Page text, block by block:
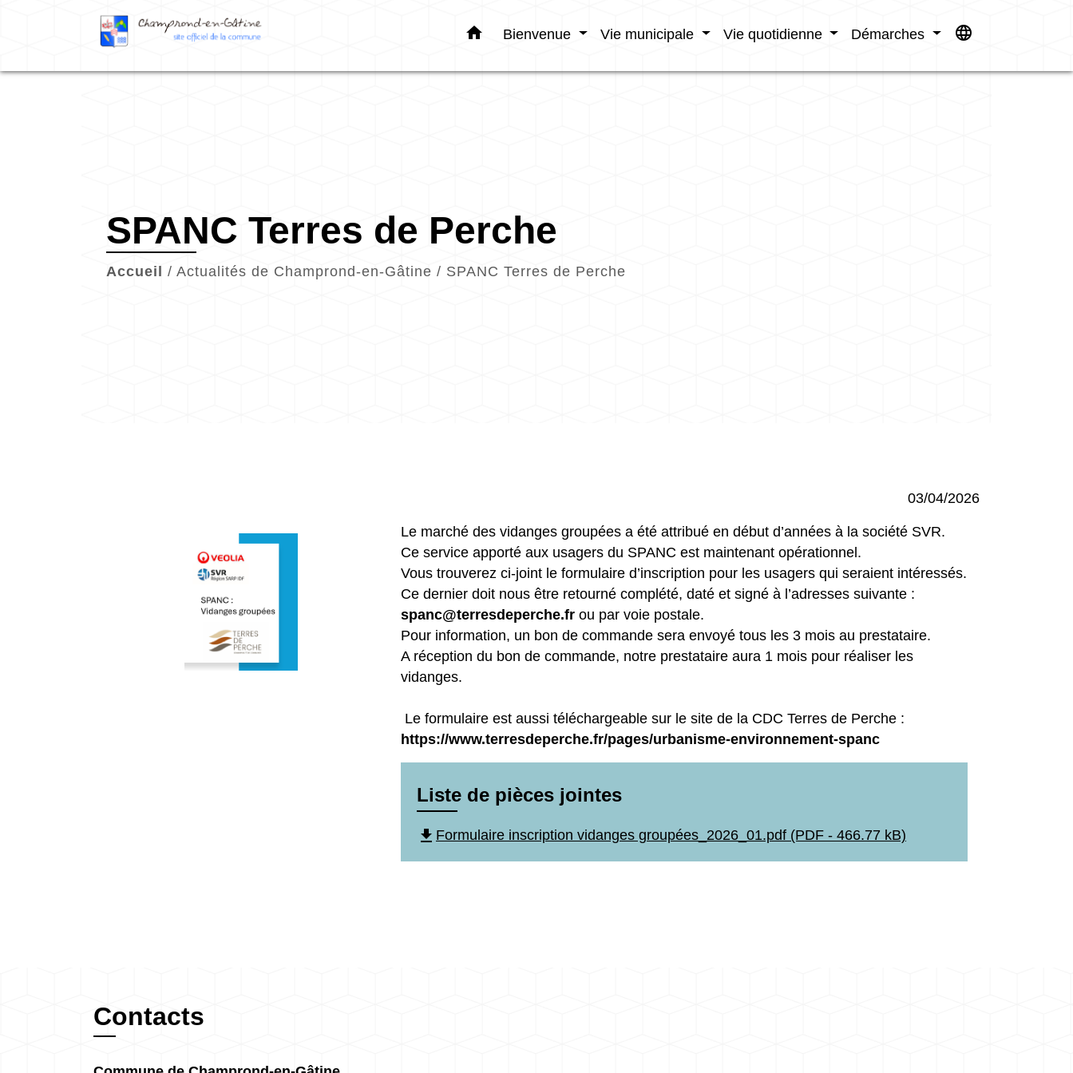
home Bienvenue Vie municipale Vie quotidienne Démarches language
SPANC Terres de Perche
Accueil / Actualités de Champrond-en-Gâtine / SPANC Terres de Perche
03/04/2026
Le marché des vidanges groupées a été attribué en début d’années à la société SVR.
Ce service apporté aux usagers du SPANC est maintenant opérationnel.
Vous trouverez ci-joint le formulaire d’inscription pour les usagers qui seraient intéressés.
Ce dernier doit nous être retourné complété, daté et signé à l’adresses suivante :
spanc@terresdeperche.fr ou par voie postale.
Pour information, un bon de commande sera envoyé tous les 3 mois au prestataire.
A réception du bon de commande, notre prestataire aura 1 mois pour réaliser les
vidanges.
Le formulaire est aussi téléchargeable sur le site de la CDC Terres de Perche :
https://www.terresdeperche.fr/pages/urbanisme-environnement-spanc
Liste de pièces jointes
file_download Formulaire inscription vidanges groupées_2026_01.pdf (PDF - 466.77 kB)
Contacts